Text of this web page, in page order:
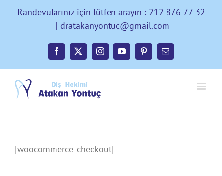
content
Randevularınız için lütfen arayın : 212 876 77 32
| dratakanyontuc@gmail.com
Facebook
X InstagramYouTubePinterest
E-
posta
[woocommerce_checkout]